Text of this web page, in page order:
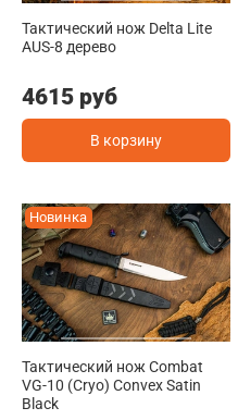
Тактический нож Delta Lite
AUS-8 дерево
4615 руб
В корзину
Новинка
Тактический нож Combat
VG-10 (Cryo) Convex Satin
Black